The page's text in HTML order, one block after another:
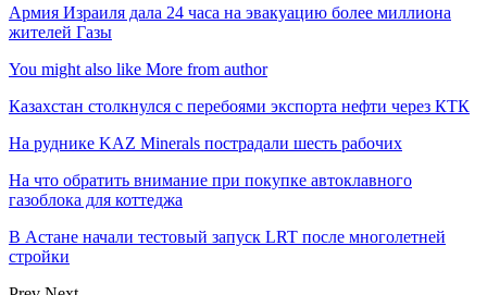
Армия Израиля дала 24 часа на эвакуацию более миллиона
жителей Газы
You might also like More from author
Казахстан столкнулся с перебоями экспорта нефти через КТК
На руднике KAZ Minerals пострадали шесть рабочих
На что обратить внимание при покупке автоклавного
газоблока для коттеджа
В Астане начали тестовый запуск LRT после многолетней
стройки